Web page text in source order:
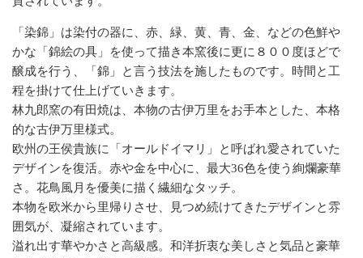
「染錦」は染付の器に、赤、緑、黄、青、金、などの色鮮や
かな「錦絵の具」を使って描き本窯後に更に８００度ほどで
醸成を行う、「錦」と言う技法を施したものです。時間と工
程を掛けて仕上げていきます。
林九郎窯の有田焼は、本物の古伊万里をお手本とした、本格
的な古伊万里様式。
欧州の王侯貴族に「オールドイマリ」と呼ばれ愛されていた
デザインを復活。赤や金を中心に、最大36色を使う絢爛豪華
さ。花鳥風月を優美に描く繊細なタッチ。
本物を欧米から里帰りさせ、見つめ続けてきたデザインと雰
囲気が、凝縮されています。
溢れ出す華やかさと高級感。和洋折衷な美しさと気品と豪華